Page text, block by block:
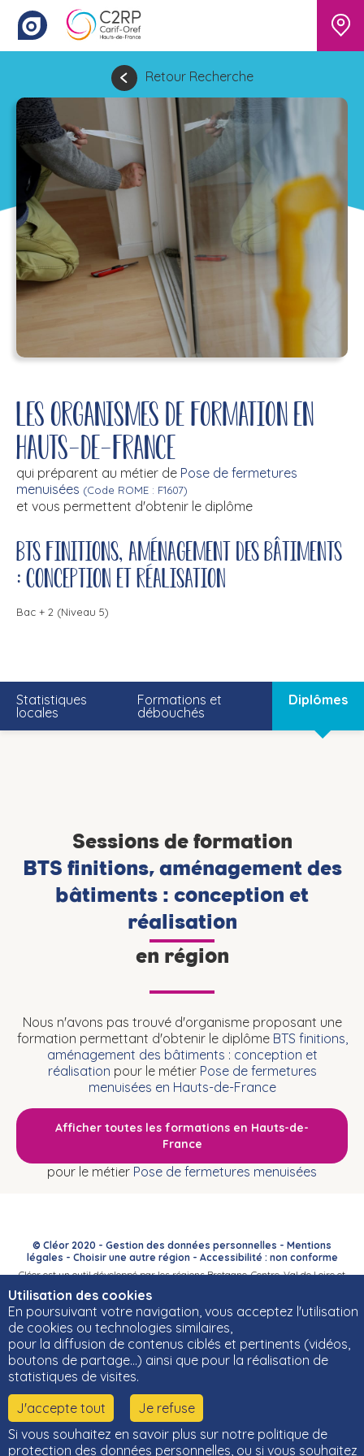
Utilisation des cookies
En poursuivant votre navigation, vous acceptez l'utilisation
de cookies ou technologies similaires,
pour la diffusion de contenus ciblés et pertinents (vidéos,
boutons de partage…) ainsi que pour la réalisation de
statistiques de visites.
J'accepte tout
Je refuse
Si vous souhaitez en savoir plus sur notre politique de
protection des données personnelles, ou si vous souhaitez
Retour Recherche
Les organismes de formation en
Hauts-de-France
qui préparent au métier de Pose de fermetures
menuisées (Code ROME : F1607)
et vous permettent d'obtenir le diplôme
BTS finitions, aménagement des bâtiments
: conception et réalisation
Bac + 2 (Niveau 5)
Statistiques
locales
Formations et
débouchés
Diplômes
Sessions de formation
BTS finitions, aménagement des
bâtiments : conception et
réalisation
en région
Nous n'avons pas trouvé d'organisme proposant une
formation permettant d'obtenir le diplôme BTS finitions,
aménagement des bâtiments : conception et
réalisation pour le métier Pose de fermetures
menuisées en Hauts-de-France
Afficher toutes les formations en Hauts-de-
France
pour le métier Pose de fermetures menuisées
© Cléor 2020 - Gestion des données personnelles - Mentions
légales - Choisir une autre région- Accessibilité : non conforme
Cléor est un outil développé par les régions Bretagne, Centre-Val de Loire et